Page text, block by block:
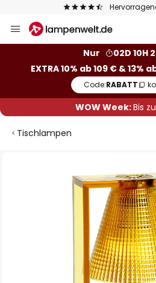
Inhalt
Nur
02D 10H
EXTRA 10% ab 109 € & 13%
Code:RABATT
WOW Week:Bis
Tischlampen